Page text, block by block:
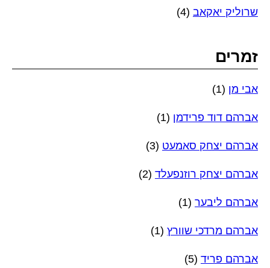
שרוליק יאקאב (4)
זמרים
אבי מן (1)
אברהם דוד פרידמן (1)
אברהם יצחק סאמעט (3)
אברהם יצחק רוזנפעלד (2)
אברהם ליבער (1)
אברהם מרדכי שוורץ (1)
אברהם פריד (5)